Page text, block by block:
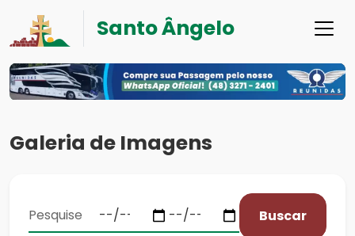
Santo Ângelo
Galeria de Imagens
Buscar